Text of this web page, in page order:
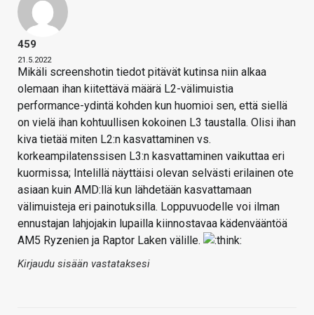
459
21.5.2022
Mikäli screenshotin tiedot pitävät kutinsa niin alkaa
olemaan ihan kiitettävä määrä L2-välimuistia
performance-ydintä kohden kun huomioi sen, että siellä
on vielä ihan kohtuullisen kokoinen L3 taustalla. Olisi ihan
kiva tietää miten L2:n kasvattaminen vs.
korkeampilatenssisen L3:n kasvattaminen vaikuttaa eri
kuormissa; Intelillä näyttäisi olevan selvästi erilainen ote
asiaan kuin AMD:llä kun lähdetään kasvattamaan
välimuisteja eri painotuksilla. Loppuvuodelle voi ilman
ennustajan lahjojakin lupailla kiinnostavaa kädenvääntöä
AM5 Ryzenien ja Raptor Laken välille.
Kirjaudu sisään vastataksesi